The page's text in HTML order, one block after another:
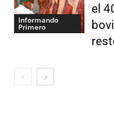
Informando
Primero
el